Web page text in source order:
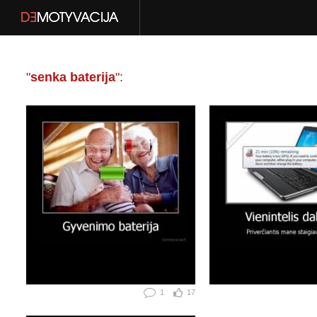
"senka baterija":
1 17